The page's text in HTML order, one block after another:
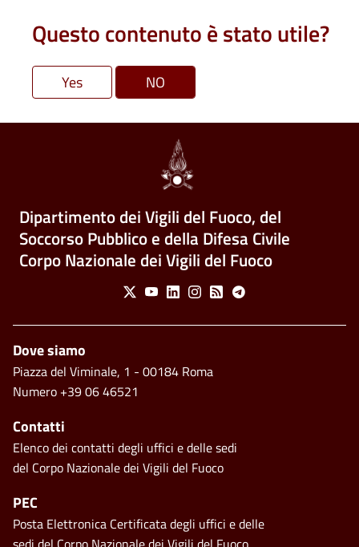
Questo contenuto è stato utile?
Dipartimento dei Vigili del Fuoco, del
Soccorso Pubblico e della Difesa Civile
Corpo Nazionale dei Vigili del Fuoco
Social Menu
X YoutubeLinkedinInstagram
Feed Telegram
Piè di pagina
Dove siamo
Piazza del Viminale, 1 - 00184 Roma
Numero +39 06 46521
Contatti
Elenco dei contatti degli uffici e delle sedi
del Corpo Nazionale dei Vigili del Fuoco
PEC
Posta Elettronica Certificata degli uffici e delle